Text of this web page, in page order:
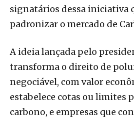
signatários dessa iniciativa
padronizar o mercado de
A ideia lançada pelo
transforma o direito de
negociável, com valor
estabelece cotas ou limites
carbono, e empresas que